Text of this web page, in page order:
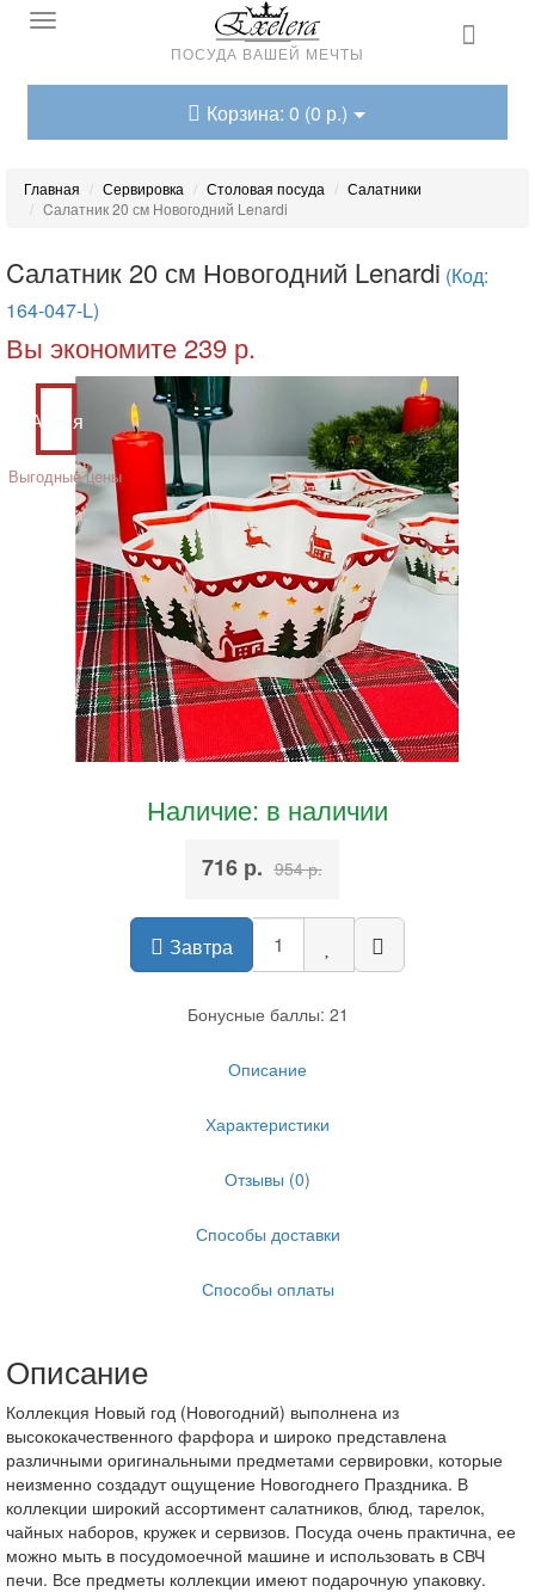
ПОСУДА ВАШЕЙ МЕЧТЫ
Корзина: 0 (0 р.)
Главная Сервировка Столовая посуда
Салатники
Cалатник 20 см Новогодний Lenardi
Cалатник 20 см Новогодний Lenardi (Код:
164-047-L)
Вы экономите 239 р.
Акция
Выгодные цены
Наличие: в наличии
716 р. 954 р.
Завтра
Бонусные баллы: 21
Описание
Характеристики
Отзывы (0)
Способы доставки
Способы оплаты
Описание
Коллекция Новый год (Новогодний) выполнена из
высококачественного фарфора и широко представлена
различными оригинальными предметами сервировки, которые
неизменно создадут ощущение Новогоднего Праздника. В
коллекции широкий ассортимент салатников, блюд, тарелок,
чайных наборов, кружек и сервизов. Посуда очень практична, ее
можно мыть в посудомоечной машине и использовать в СВЧ
печи. Все предметы коллекции имеют подарочную упаковку.